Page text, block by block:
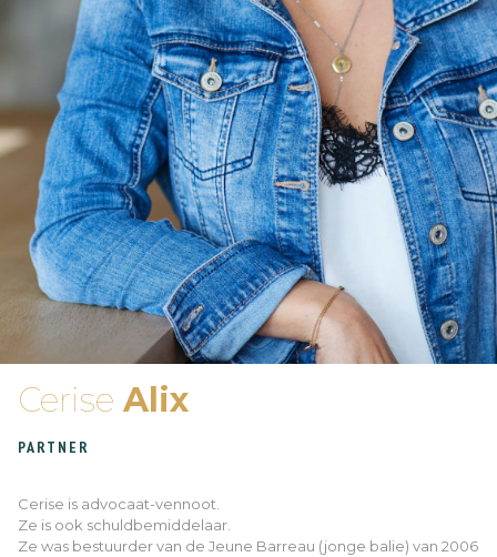
Cerise Alix
PARTNER
Cerise is advocaat-vennoot.
Ze is ook schuldbemiddelaar.
Ze was bestuurder van de Jeune Barreau (jonge balie) van 2006